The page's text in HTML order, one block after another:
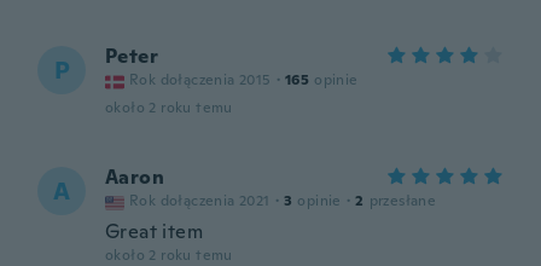
P Peter
Rok dołączenia 2015 · 165 opinie
około 2 roku temu
A Aaron
Rok dołączenia 2021 · 3 opinie · 2 przesłane
Great item
około 2 roku temu